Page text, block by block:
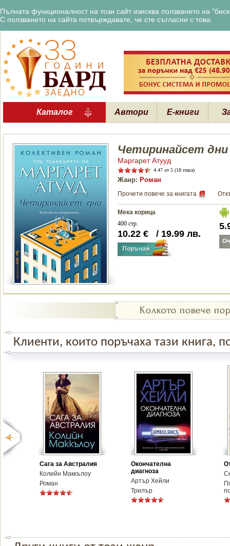
Пълната функционалност на този сайт изисква ползването на
С ползването на сайта потвърждавате, че сте съгласни с това.
Каталог Автори Е-книги
Четиринайсет дни
Маргарет Атууд
4.47 от 5 (18 гласа)
Жанр: Роман
Прочети повече за книгата
Мека корица
400 стр.
10.22 € / 19.99 лв.
Клиенти, които поръчаха тази книга,
Сага за Австралия
Колийн Маккълоу
Роман
Окончателна
диагноза
Артър Хейли
Трилър